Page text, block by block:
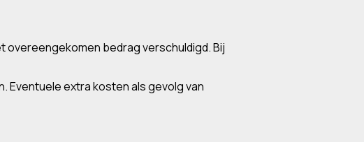
overeengekomen bedrag verschuldigd. Bij
Eventuele extra kosten als gevolg van